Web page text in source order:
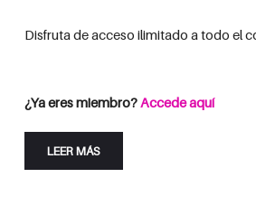
Disfruta de acceso ilimitado a todo el
¿Ya eres miembro?Accede aquí
LEER MÁS